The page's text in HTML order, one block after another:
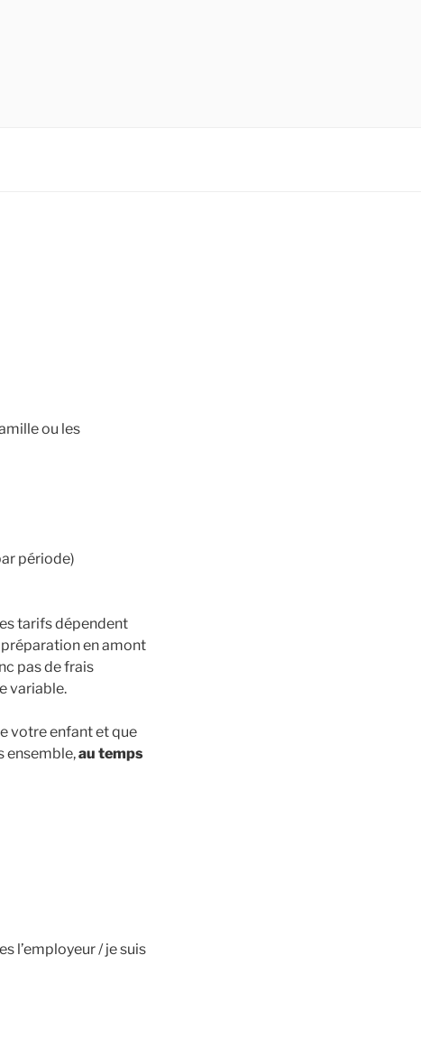
ou les
période)
tarifs dépendent
en amont
pas de frais
variable.
votre enfant et que
ensemble,au temps
l’employeur / je suis